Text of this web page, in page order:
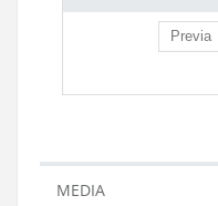
Previa
MEDIA